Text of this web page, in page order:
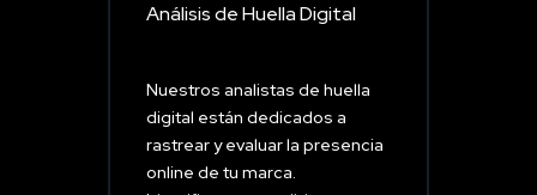
Análisis de Huella Digital
Nuestros analistas de huella
digital están dedicados a
rastrear y evaluar la presencia
online de tu marca.